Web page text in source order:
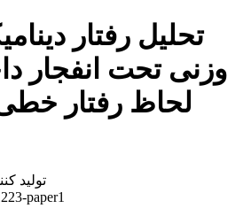
تحلیل رفتار
وزنی تحت انفجار
لحاظ رفتار
تولید
paper1